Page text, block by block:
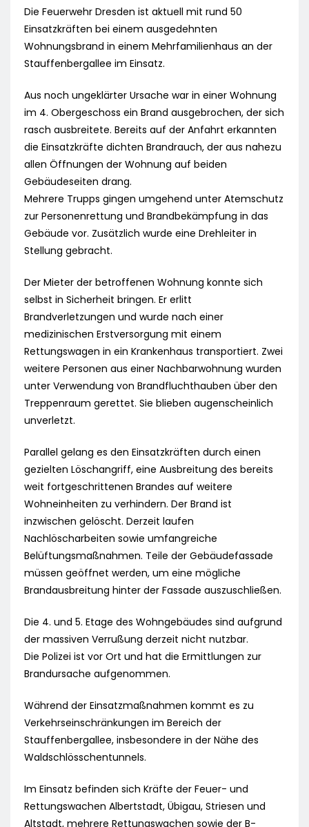
Die Feuerwehr Dresden ist aktuell mit rund 50
Einsatzkräften bei einem ausgedehnten
Wohnungsbrand in einem Mehrfamilienhaus an der
Stauffenbergallee im Einsatz.
Aus noch ungeklärter Ursache war in einer Wohnung
im 4. Obergeschoss ein Brand ausgebrochen, der sich
rasch ausbreitete. Bereits auf der Anfahrt erkannten
die Einsatzkräfte dichten Brandrauch, der aus nahezu
allen Öffnungen der Wohnung auf beiden
Gebäudeseiten drang.
Mehrere Trupps gingen umgehend unter Atemschutz
zur Personenrettung und Brandbekämpfung in das
Gebäude vor. Zusätzlich wurde eine Drehleiter in
Stellung gebracht.
Der Mieter der betroffenen Wohnung konnte sich
selbst in Sicherheit bringen. Er erlitt
Brandverletzungen und wurde nach einer
medizinischen Erstversorgung mit einem
Rettungswagen in ein Krankenhaus transportiert. Zwei
weitere Personen aus einer Nachbarwohnung wurden
unter Verwendung von Brandfluchthauben über den
Treppenraum gerettet. Sie blieben augenscheinlich
unverletzt.
Parallel gelang es den Einsatzkräften durch einen
gezielten Löschangriff, eine Ausbreitung des bereits
weit fortgeschrittenen Brandes auf weitere
Wohneinheiten zu verhindern. Der Brand ist
inzwischen gelöscht. Derzeit laufen
Nachlöscharbeiten sowie umfangreiche
Belüftungsmaßnahmen. Teile der Gebäudefassade
müssen geöffnet werden, um eine mögliche
Brandausbreitung hinter der Fassade auszuschließen.
Die 4. und 5. Etage des Wohngebäudes sind aufgrund
der massiven Verrußung derzeit nicht nutzbar.
Die Polizei ist vor Ort und hat die Ermittlungen zur
Brandursache aufgenommen.
Während der Einsatzmaßnahmen kommt es zu
Verkehrseinschränkungen im Bereich der
Stauffenbergallee, insbesondere in der Nähe des
Waldschlösschentunnels.
Im Einsatz befinden sich Kräfte der Feuer- und
Rettungswachen Albertstadt, Übigau, Striesen und
Altstadt, mehrere Rettungswachen sowie der B-